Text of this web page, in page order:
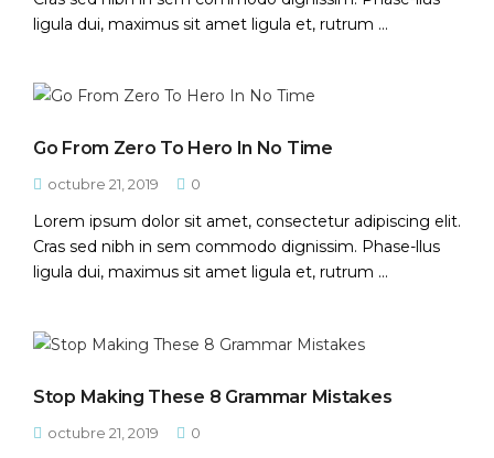
ligula dui, maximus sit amet ligula et, rutrum ...
Go From Zero To Hero In No Time
octubre 21, 2019 0
Lorem ipsum dolor sit amet, consectetur adipiscing elit.
Cras sed nibh in sem commodo dignissim. Phase-llus
ligula dui, maximus sit amet ligula et, rutrum ...
Stop Making These 8 Grammar Mistakes
octubre 21, 2019 0